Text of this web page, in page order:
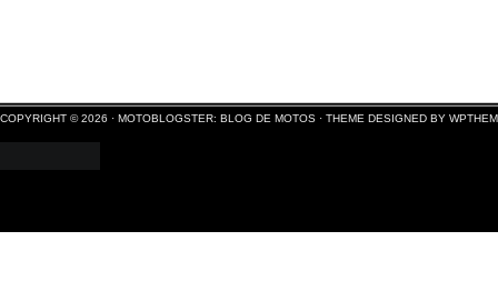
COPYRIGHT © 2026 · MOTOBLOGSTER: BLOG DE MOTOS · THEME DESIGNED BY